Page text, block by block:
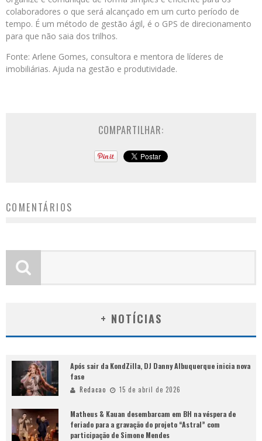
colaboradores o que será alcançado em um curto período de
tempo. É um método de gestão ágil, é o GPS de direcionamento
para que não saia dos trilhos.
Fonte: Arlene Gomes, consultora e mentora de líderes de
imobiliárias. Ajuda na gestão e produtividade.
COMPARTILHAR:
COMENTÁRIOS
+ NOTÍCIAS
Após sair da KondZilla, DJ Danny Albuquerque inicia nova
fase
Redacao 15 de abril de 2026
Matheus & Kauan desembarcam em BH na véspera de
feriado para a gravação do projeto “Astral” com
participação de Simone Mendes